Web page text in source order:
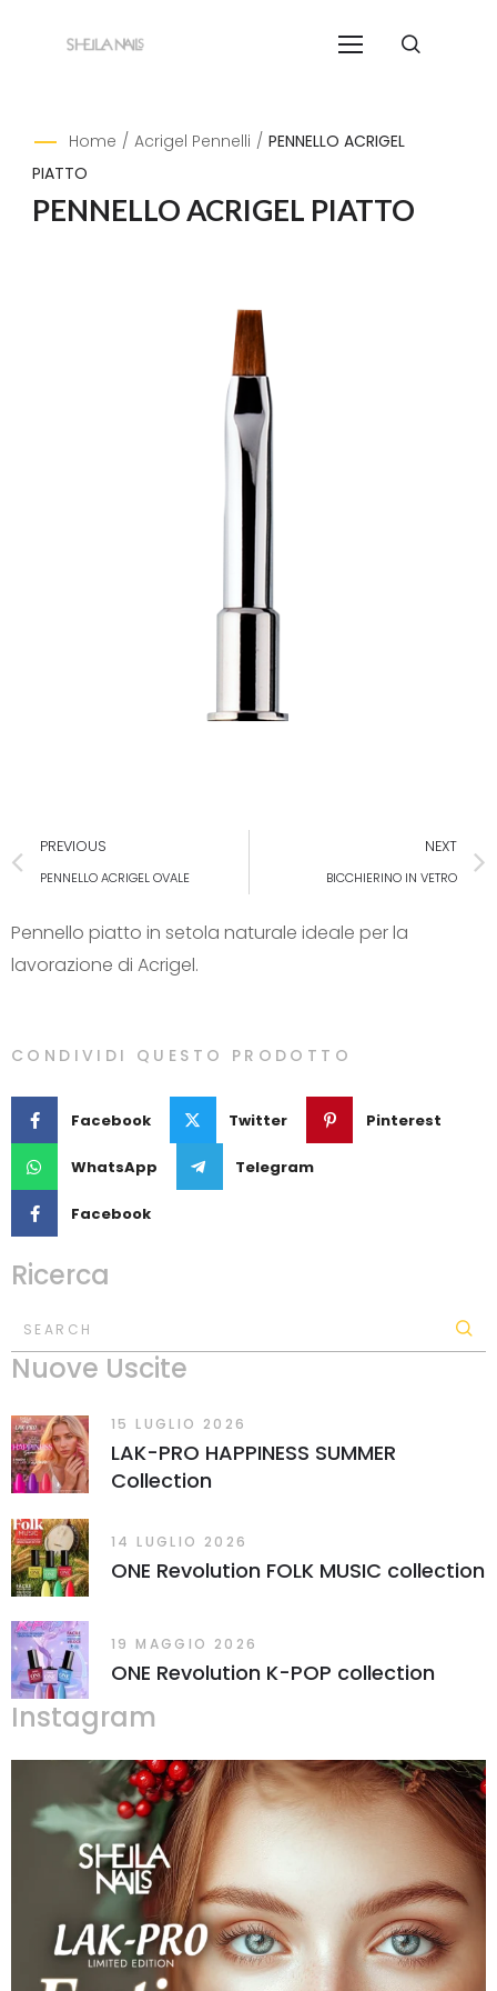
Home / Acrigel Pennelli / PENNELLO ACRIGEL
PIATTO
PENNELLO ACRIGEL PIATTO
PREVIOUS
PENNELLO ACRIGEL OVALE
NEXT
BICCHIERINO IN VETRO
Pennello piatto in setola naturale ideale per la
lavorazione di Acrigel.
CONDIVIDI QUESTO PRODOTTO
Facebook Twitter Pinterest
WhatsApp Telegram
Facebook
Ricerca
SEARCH
Nuove Uscite
15 LUGLIO 2026
LAK-PRO HAPPINESS SUMMER
Collection
14 LUGLIO 2026
ONE Revolution FOLK MUSIC collection
19 MAGGIO 2026
ONE Revolution K-POP collection
Instagram